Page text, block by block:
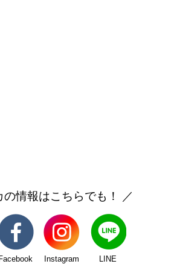
の情報はこちらでも！ ／
Instagram LINE